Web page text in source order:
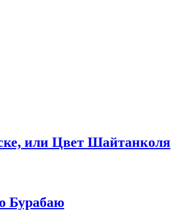
или Цвет Шайтанколя
Бурабаю